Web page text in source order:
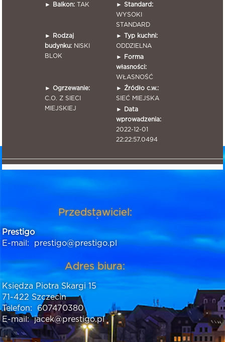
►
Balkon: TAK ► Standard:
WYSOKI
STANDARD
►
Rodzaj
budynku: NISKI
BLOK
►
Typ kuchni:
ODDZIELNA
►
Forma
własności:
WŁASNOŚĆ
► Ogrzewanie:
C.O. Z SIECI
MIEJSKIEJ
► Źródło c.w.:
SIEĆ MIEJSKA
►
Data
wprowadzenia:
2022-12-01
22:22:57.0494
Przedstawiciel:
Prestigo
E-mail:
prestigo@prestigo.pl
Adres biura:
Księdza Piotra Skargi 15
71-422 Szczecin
Telefon:
607470380
E-mail: jacek@prestigo.pl